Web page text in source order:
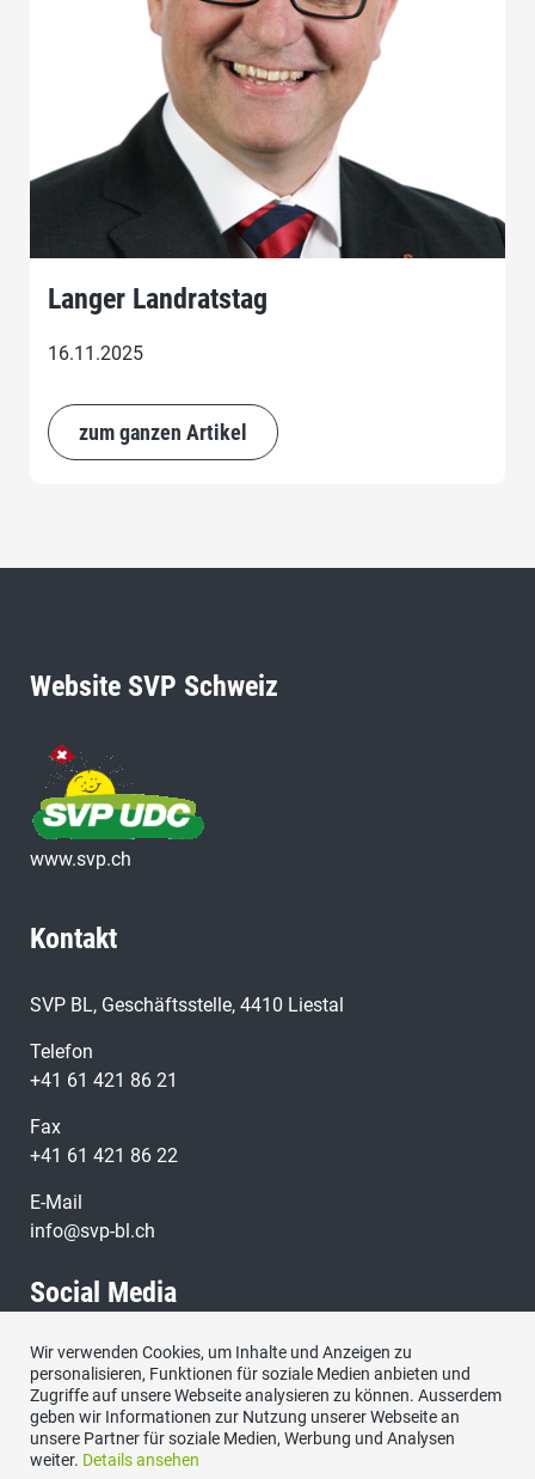
Langer Landratstag
16.11.2025
zum ganzen Artikel
Website SVP Schweiz
www.svp.ch
Kontakt
SVP BL, Geschäftsstelle, 4410 Liestal
Telefon
+41 61 421 86 21
Fax
+41 61 421 86 22
E-Mail
info@svp-bl.ch
Social Media
Besuchen Sie uns bei:
Wir verwenden Cookies, um Inhalte und Anzeigen zu
personalisieren, Funktionen für soziale Medien anbieten und
Zugriffe auf unsere Webseite analysieren zu können. Ausserdem
geben wir Informationen zur Nutzung unserer Webseite an
unsere Partner für soziale Medien, Werbung und Analysen
weiter. Details ansehen